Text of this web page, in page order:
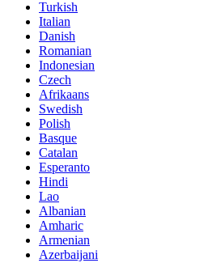
Turkish
Italian
Danish
Romanian
Indonesian
Czech
Afrikaans
Swedish
Polish
Basque
Catalan
Esperanto
Hindi
Lao
Albanian
Amharic
Armenian
Azerbaijani